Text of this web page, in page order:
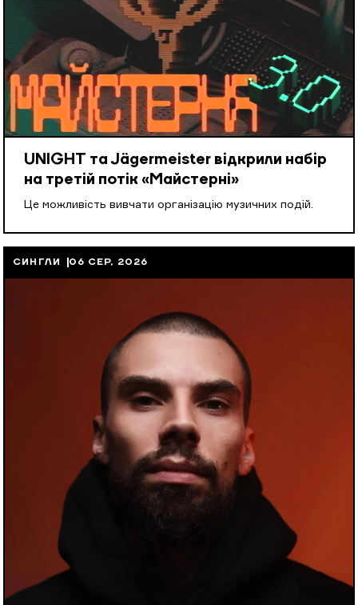
UNIGHT та Jägermeister відкрили набір
на третій потік «Майстерні»
Це можливість вивчати організацію музичних подій.
СИНГЛИ 06 СЕР, 2026